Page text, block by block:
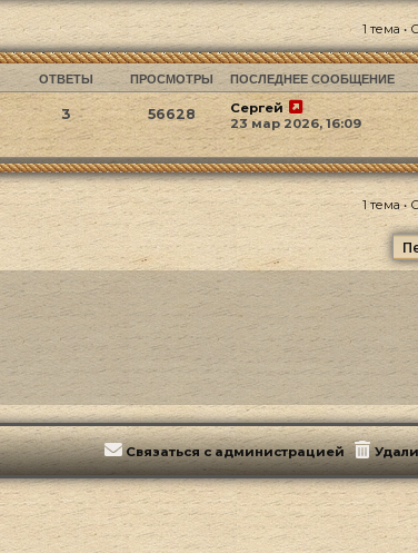
1 тема •
ОТВЕТЫ ПРОСМОТРЫ ПОСЛЕДНЕЕ СООБЩЕНИЕ
3 56628
Сергей
23 мар 2026, 16:09
1 тема •
Связаться с администрацией